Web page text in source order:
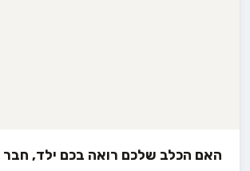
האם הכלב שלכם רואה בכם ילד, חבר